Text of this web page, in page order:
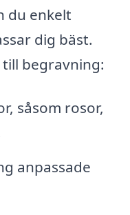
du enkelt
dig bäst.
begravning:
såsom rosor,
anpassade